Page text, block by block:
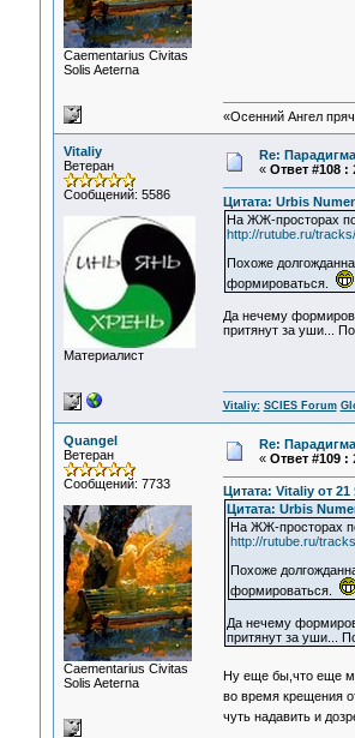
Сaementarius Civitas
Solis Aeterna
«Осенний Ангел
Vitaliy
Ветеран
Сообщений: 5586
Материалист
Re:
« Ответ #108 :
Цитата: Urbis
На ЖЖ-просторах
http://rutube.ru/
Похоже
формироваться.
Да нечему
притянут за уши...
Vitaliy: SCIES Forum
Quangel
Ветеран
Сообщений: 7733
Сaementarius Civitas
Solis Aeterna
Re:
« Ответ #109 :
Цитата: Vitaliy от
Цитата: Urbis
На ЖЖ-просторах
http://rutube.ru/
Похоже
формироваться.
Да нечему
притянут за уши...
Ну еще бы,что еще
во время крещения
чуть надавить и